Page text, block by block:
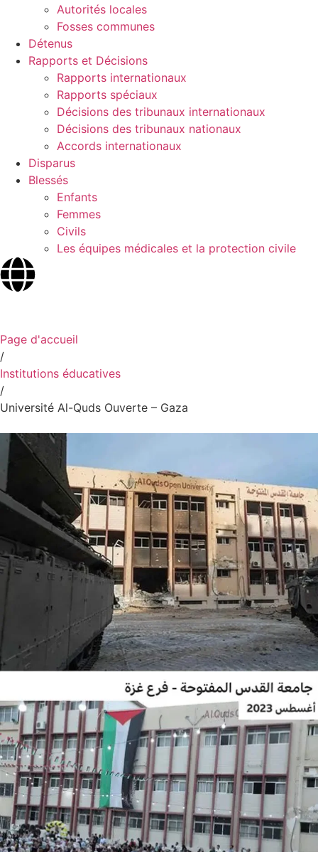
Autorités locales
Fosses communes
Détenus
Rapports et Décisions
Rapports internationaux
Rapports spéciaux
Décisions des tribunaux internationaux
Décisions des tribunaux nationaux
Accords internationaux
Disparus
Blessés
Enfants
Femmes
Civils
Les équipes médicales et la protection civile
Page d'accueil
/
Institutions éducatives
/
Université Al-Quds Ouverte – Gaza